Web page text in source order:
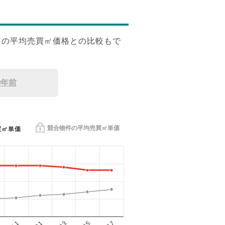
平均売買㎡価格との比較もで
前
競合物件の平均売買㎡単価
単価